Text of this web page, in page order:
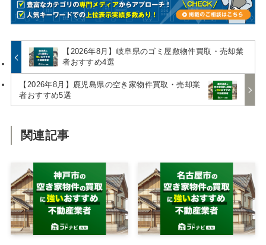
【2026年8月】岐阜県のゴミ屋敷物件買取・売却業
者おすすめ4選
【2026年8月】鹿児島県の空き家物件買取・売却業
者おすすめ5選
関連記事